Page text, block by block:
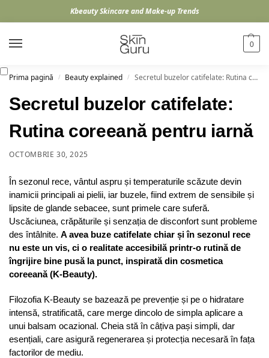
Kbeauty Skincare and Make-up Trends
0
Prima pagină / Beauty explained / Secretul buzelor catifelate: Rutina coreeană pentru iarnă
Secretul buzelor catifelate:
Rutina coreeană pentru iarnă
OCTOMBRIE 30, 2025
În sezonul rece, vântul aspru și temperaturile scăzute devin
inamicii principali ai pielii, iar buzele, fiind extrem de sensibile și
lipsite de glande sebacee, sunt primele care suferă.
Uscăciunea, crăpăturile și senzația de disconfort sunt probleme
des întâlnite. A avea buze catifelate chiar și în sezonul rece
nu este un vis, ci o realitate accesibilă printr-o rutină de
îngrijire bine pusă la punct, inspirată din cosmetica
coreeană (K-Beauty).
Filozofia K-Beauty se bazează pe prevenție și pe o hidratare
intensă, stratificată, care merge dincolo de simpla aplicare a
unui balsam ocazional. Cheia stă în câțiva pași simpli, dar
esențiali, care asigură regenerarea și protecția necesară în fața
factorilor de mediu.